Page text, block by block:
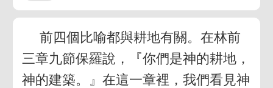
前四個比喻都與耕地有關。在林前
三章九節保羅說，『你們是神的耕地，
神的建築。』在這一章裡，我們看見神